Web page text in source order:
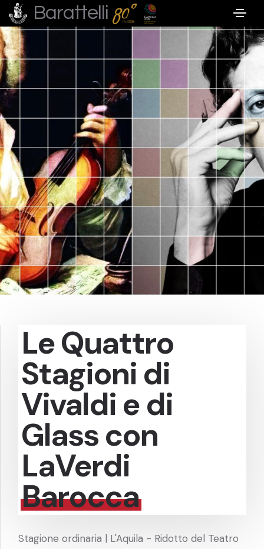
Barattelli
Le Quattro
Stagioni di
Vivaldi e di
Glass con
LaVerdi
Barocca
Stagione ordinaria | L'Aquila - Ridotto del Teatro